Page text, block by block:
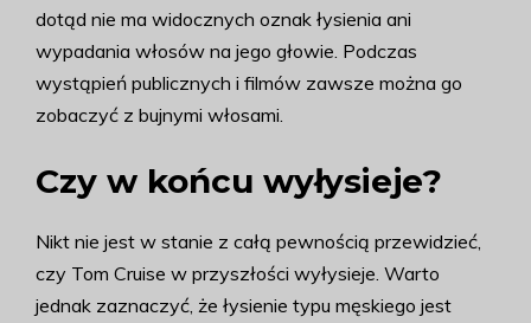
dotąd nie ma widocznych oznak łysienia ani
wypadania włosów na jego głowie. Podczas
wystąpień publicznych i filmów zawsze można go
zobaczyć z bujnymi włosami.
Czy w końcu wyłysieje?
Nikt nie jest w stanie z całą pewnością przewidzieć,
czy Tom Cruise w przyszłości wyłysieje. Warto
jednak zaznaczyć, że łysienie typu męskiego jest